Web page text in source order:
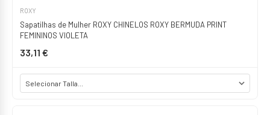
ROXY
Sapatilhas de Mulher ROXY CHINELOS ROXY BERMUDA PRINT
FEMININOS VIOLETA
33,11 €